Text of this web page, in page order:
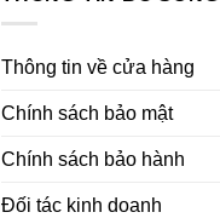
Thông tin về cửa hàng
Chính sách bảo mật
Chính sách bảo hành
Đối tác kinh doanh